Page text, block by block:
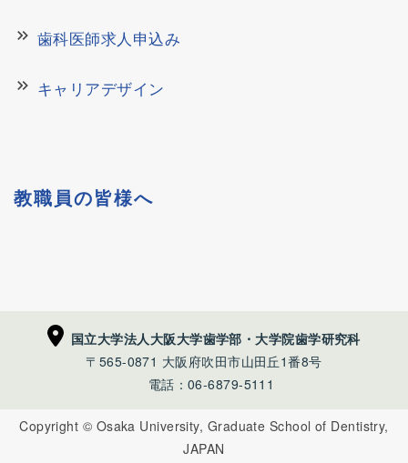
keyboard_double_arrow_right 歯科医師求人申込み
keyboard_double_arrow_right キャリアデザイン
教職員の皆様へ
国立大学法人大阪大学歯学部・大学院歯学研究科
〒565-0871 大阪府吹田市山田丘1番8号
電話：06-6879-5111
Copyright © Osaka University, Graduate School of Dentistry,
JAPAN